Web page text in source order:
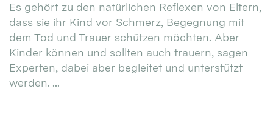
Es gehört zu den natürlichen Reflexen von Eltern,
dass sie ihr Kind vor Schmerz, Begegnung mit
dem Tod und Trauer schützen möchten. Aber
Kinder können und sollten auch trauern, sagen
Experten, dabei aber begleitet und unterstützt
werden. ...